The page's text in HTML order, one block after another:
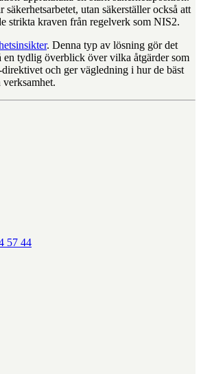
utan säkerställer också att
strikta kraven från regelverk som NIS2.
. Denna typ av lösning gör det
tydlig överblick över vilka åtgärder som
och ger vägledning i hur de bäst
57 44